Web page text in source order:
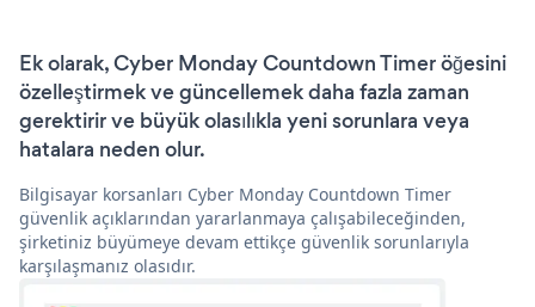
Ek olarak, Cyber Monday Countdown Timer öğesini
özelleştirmek ve güncellemek daha fazla zaman
gerektirir ve büyük olasılıkla yeni sorunlara veya
hatalara neden olur.
Bilgisayar korsanları Cyber Monday Countdown Timer
güvenlik açıklarından yararlanmaya çalışabileceğinden,
şirketiniz büyümeye devam ettikçe güvenlik sorunlarıyla
karşılaşmanız olasıdır.